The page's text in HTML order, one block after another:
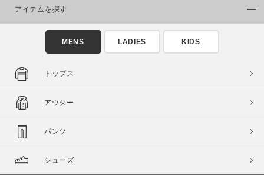
商品タイプ
通常商品
セール価格 WEB限定
在庫
在庫あり
アイテムを探す
MENS LADIES KIDS
トップス
アウター
パンツ
シューズ